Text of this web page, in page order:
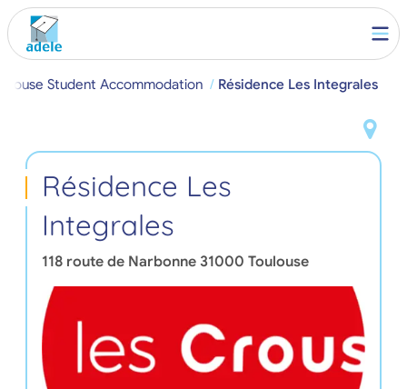
Student Accommodation Résidence Les Integrales
Résidence Les
Integrales
118 route de Narbonne 31000 Toulouse